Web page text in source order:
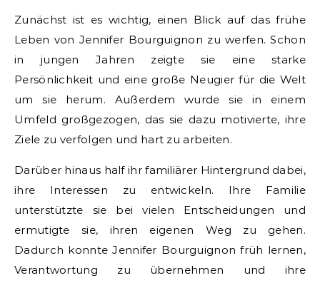
Zunächst ist es wichtig, einen Blick auf das frühe
Leben von Jennifer Bourguignon zu werfen. Schon
in jungen Jahren zeigte sie eine starke
Persönlichkeit und eine große Neugier für die Welt
um sie herum. Außerdem wurde sie in einem
Umfeld großgezogen, das sie dazu motivierte, ihre
Ziele zu verfolgen und hart zu arbeiten.
Darüber hinaus half ihr familiärer Hintergrund dabei,
ihre Interessen zu entwickeln. Ihre Familie
unterstützte sie bei vielen Entscheidungen und
ermutigte sie, ihren eigenen Weg zu gehen.
Dadurch konnte Jennifer Bourguignon früh lernen,
Verantwortung zu übernehmen und ihre